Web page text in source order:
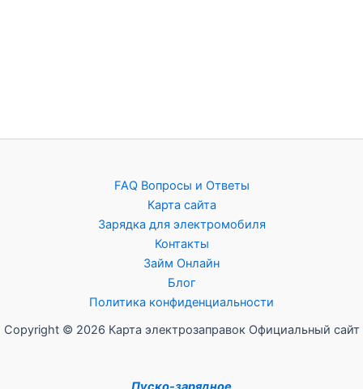
FAQ Вопросы и Ответы
Карта сайта
Зарядка для электромобиля
Контакты
Займ Онлайн
Блог
Политика конфиденциальности
Copyright © 2026 Карта электрозаправок Официальный сайт